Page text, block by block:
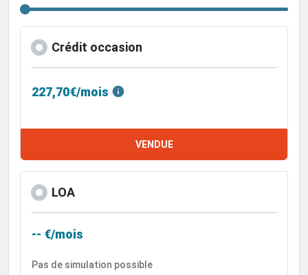
Crédit occasion
227,70€/mois
VENDUE
LOA
-- €/mois
Pas de simulation possible